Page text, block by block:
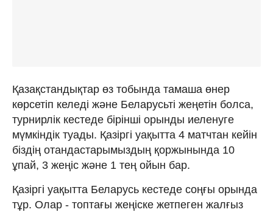
Қазақстандықтар өз тобында тамаша өнер
көрсетіп келеді және Беларусьті жеңетін болса,
турнирлік кестеде бірінші орынды иеленуге
мүмкіндік туады. Қазіргі уақытта 4 матчтан кейін
біздің отандастарымыздың қоржынында 10
ұпай, 3 жеңіс және 1 тең ойын бар.
Қазіргі уақытта Беларусь кестеде соңғы орында
тұр. Олар - топтағы жеңіске жетпеген жалғыз